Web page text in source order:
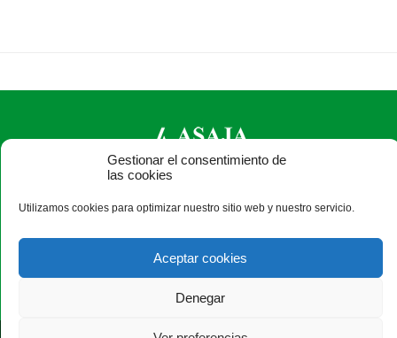
Gestionar el consentimiento de
las cookies
Utilizamos cookies para optimizar nuestro sitio web y nuestro servicio.
Aceptar cookies
Denegar
ASAJA León - Jóvenes Agricultores
987 24 52 31 · Fax: +34 987 87 60 12 ·asaja@asajaleon.com